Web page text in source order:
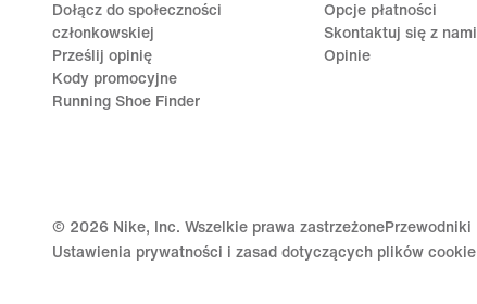
Dołącz do społeczności
członkowskiej
Prześlij opinię
Kody promocyjne
Running Shoe Finder
Opcje płatności
Skontaktuj się z nami
Opinie
© 2026 Nike, Inc. Wszelkie prawa zastrzeżonePrzewodniki
Ustawienia prywatności i zasad dotyczących plików cookie